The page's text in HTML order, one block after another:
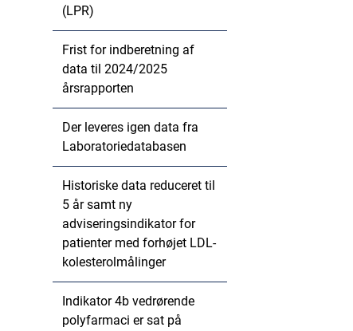
(LPR)
Frist for indberetning af
data til 2024/2025
årsrapporten
Der leveres igen data fra
Laboratoriedatabasen
Historiske data reduceret til
5 år samt ny
adviseringsindikator for
patienter med forhøjet LDL-
kolesterolmålinger
Indikator 4b vedrørende
polyfarmaci er sat på